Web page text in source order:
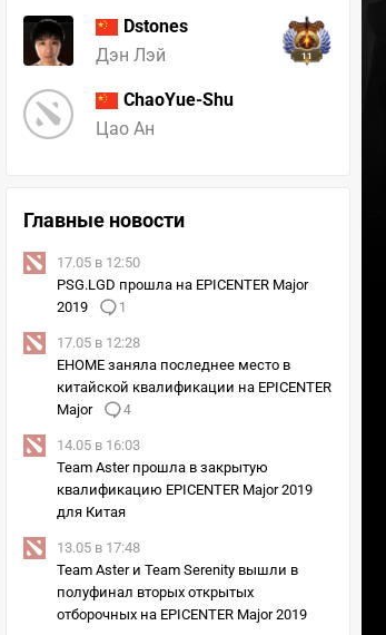
Dstones
Дэн Лэй
11
ChaoYue-Shu
Цао Ан
Главные новости
17.05 в 12:50
PSG.LGD прошла на EPICENTER Major
2019
1
17.05 в 12:28
EHOME заняла последнее место в
китайской квалификации на EPICENTER
Major
4
14.05 в 16:03
Team Aster прошла в закрытую
квалификацию EPICENTER Major 2019
для Китая
13.05 в 17:48
Team Aster и Team Serenity вышли в
полуфинал вторых открытых
отборочных на EPICENTER Major 2019